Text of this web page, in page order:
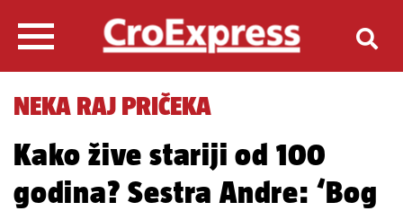
NEKA RAJ PRIČEKA
Kako žive stariji od 100
godina? Sestra Andre: ‘Bog